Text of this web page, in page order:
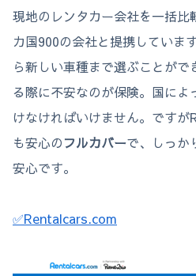
現地のレンタカー会社を一括比
カ国900の会社と提携していま
ら新しい車種まで選ぶことがで
る際に不安なのが保険。国によ
けなければいけません。です
も安心のフルカバーで、しっか
安心です。
✅Rentalcars.com